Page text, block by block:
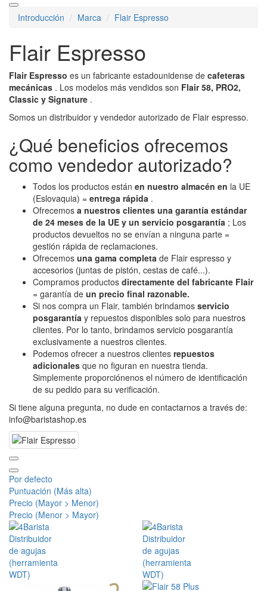
Introducción Marca Flair Espresso
Flair Espresso
Flair Espresso es un fabricante estadounidense de cafeteras
mecánicas . Los modelos más vendidos son Flair 58, PRO2,
Classic y Signature .
Somos un distribuidor y vendedor autorizado de Flair espresso.
¿Qué beneficios ofrecemos
como vendedor autorizado?
Todos los productos están en nuestro almacén en la UE
(Eslovaquia) = entrega rápida .
Ofrecemos a nuestros clientes una garantía estándar
de 24 meses de la UE y un servicio posgarantía ; Los
productos devueltos no se envían a ninguna parte =
gestión rápida de reclamaciones.
Ofrecemos una gama completa de Flair espresso y
accesorios (juntas de pistón, cestas de café...).
Compramos productos directamente del fabricante Flair
= garantía de un precio final razonable.
Si nos compra un Flair, también brindamos servicio
posgarantía y repuestos disponibles solo para nuestros
clientes. Por lo tanto, brindamos servicio posgarantía
exclusivamente a nuestros clientes.
Podemos ofrecer a nuestros clientes repuestos
adicionales que no figuran en nuestra tienda.
Simplemente proporciónenos el número de identificación
de su pedido para su verificación.
Si tiene alguna pregunta, no dude en contactarnos a través de:
info@baristashop.es
Por defecto
Puntuación (Más alta)
Precio (Mayor > Menor)
Precio (Menor > Mayor)